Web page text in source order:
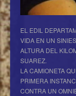
EL EDIL
VIDA EN UN
ALTURA DEL
SUAREZ.
LA CAMIONETA
PRIMERA
CONTRA UN